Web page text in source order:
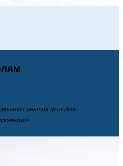
центра филиала